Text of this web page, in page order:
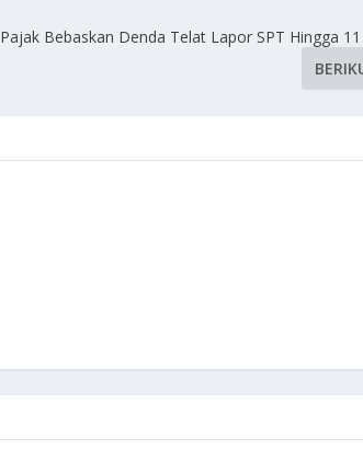
Pajak Bebaskan Denda Telat Lapor SPT Hingga